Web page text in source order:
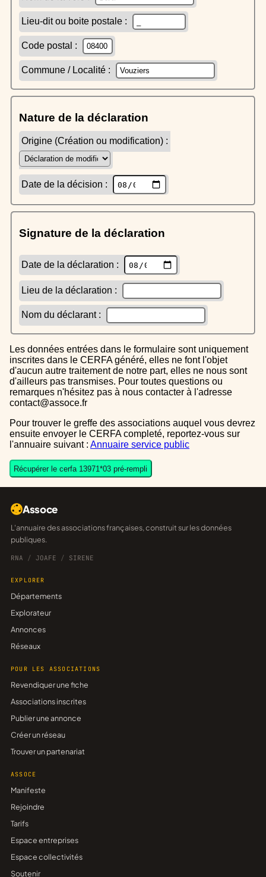
Lieu-dit ou boite postale :
Code postal :
Commune / Localité :
Nature de la déclaration
Origine (Création ou modification) :
Date de la décision :
Signature de la déclaration
Date de la déclaration :
Lieu de la déclaration :
Nom du déclarant :
Les données entrées dans le formulaire sont uniquement
inscrites dans le CERFA généré, elles ne font l'objet
d'aucun autre traitement de notre part, elles ne nous sont
d'ailleurs pas transmises. Pour toutes questions ou
remarques n'hésitez pas à nous contacter à l'adresse
contact@assoce.fr
Pour trouver le greffe des associations auquel vous devrez
ensuite envoyer le CERFA completé, reportez-vous sur
l'annuaire suivant : Annuaire service public
Récupérer le cerfa 13971*03 pré-rempli
Assoce
L'annuaire des associations françaises, construit sur les données
publiques.
RNA / JOAFE / SIRENE
EXPLORER
Départements
Explorateur
Annonces
Réseaux
POUR LES ASSOCIATIONS
Revendiquer une fiche
Associations inscrites
Publier une annonce
Créer un réseau
Trouver un partenariat
ASSOCE
Manifeste
Rejoindre
Tarifs
Espace entreprises
Espace collectivités
Soutenir